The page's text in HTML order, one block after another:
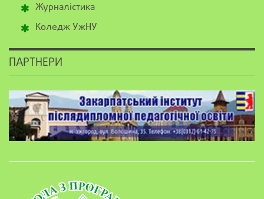
Журналістика
Коледж УжНУ
ПАРТНЕРИ